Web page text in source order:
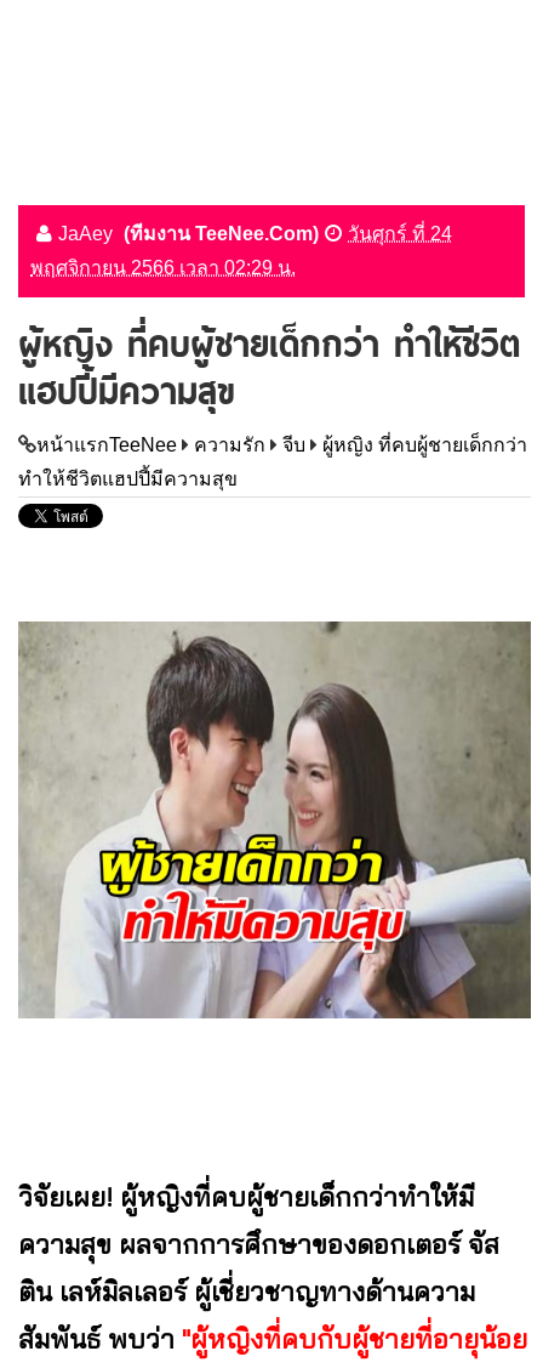
JaAey (ทีมงาน TeeNee.Com)
วันศุกร์ ที่ 24
พฤศจิกายน 2566 เวลา 02:29 น.
ผู้หญิง ที่คบผู้ชายเด็กกว่า ทำให้ชีวิต
แฮปปี้มีความสุข
หน้าแรกTeeNee ความรัก จีบ
ผู้หญิง ที่คบผู้ชายเด็กกว่า
ทำให้ชีวิตแฮปปี้มีความสุข
วิจัยเผย! ผู้หญิงที่คบผู้ชายเด็กกว่าทำให้มี
ความสุข ผลจากการศึกษาของดอกเตอร์ จัส
ติน เลห์มิลเลอร์ ผู้เชี่ยวชาญทางด้านความ
สัมพันธ์ พบว่า "ผู้หญิงที่คบกับผู้ชายที่อายุน้อย